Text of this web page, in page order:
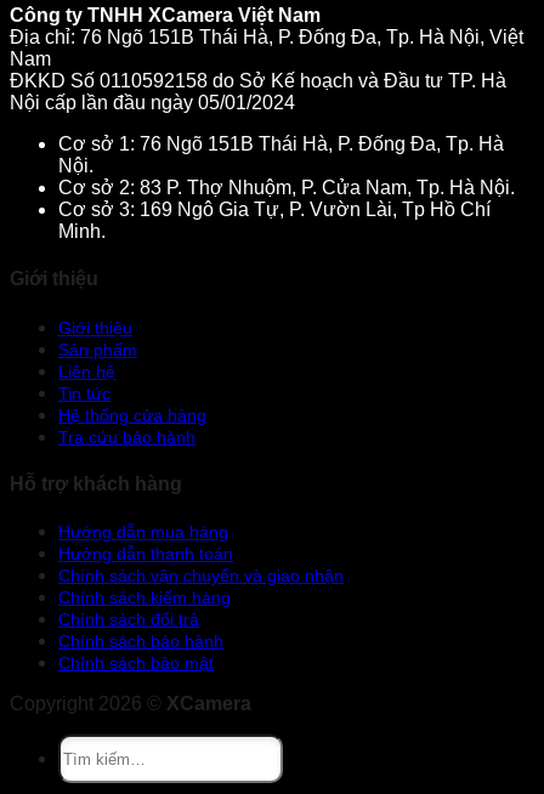
Công ty TNHH XCamera Việt Nam
Địa chỉ: 76 Ngõ 151B Thái Hà, P. Đống Đa, Tp. Hà Nội, Việt
Nam
ĐKKD Số 0110592158 do Sở Kế hoạch và Đầu tư TP. Hà
Nội cấp lần đầu ngày 05/01/2024
Cơ sở 1: 76 Ngõ 151B Thái Hà, P. Đống Đa, Tp. Hà
Nội.
Cơ sở 2: 83 P. Thợ Nhuộm, P. Cửa Nam, Tp. Hà Nội.
Cơ sở 3: 169 Ngô Gia Tự, P. Vườn Lài, Tp Hồ Chí
Minh.
Giới thiệu
Giới thiệu
Sản phẩm
Liên hệ
Tin tức
Hệ thống cửa hàng
Tra cứu bảo hành
Hỗ trợ khách hàng
Hướng dẫn mua hàng
Hướng dẫn thanh toán
Chính sách vận chuyển và giao nhận
Chính sách kiểm hàng
Chính sách đổi trả
Chính sách bảo hành
Chính sách bảo mật
Copyright 2026 © XCamera
Tìm
kiếm: